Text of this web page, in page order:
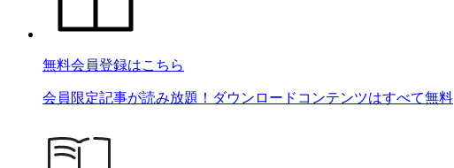
無料会員登録はこちら
会員限定記事が読み放題！ダウンロードコンテンツはすべて無料